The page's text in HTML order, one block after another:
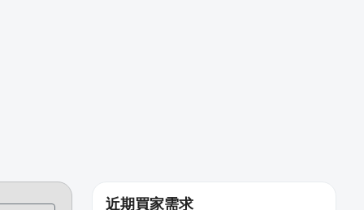
近期買家需求
湯X成